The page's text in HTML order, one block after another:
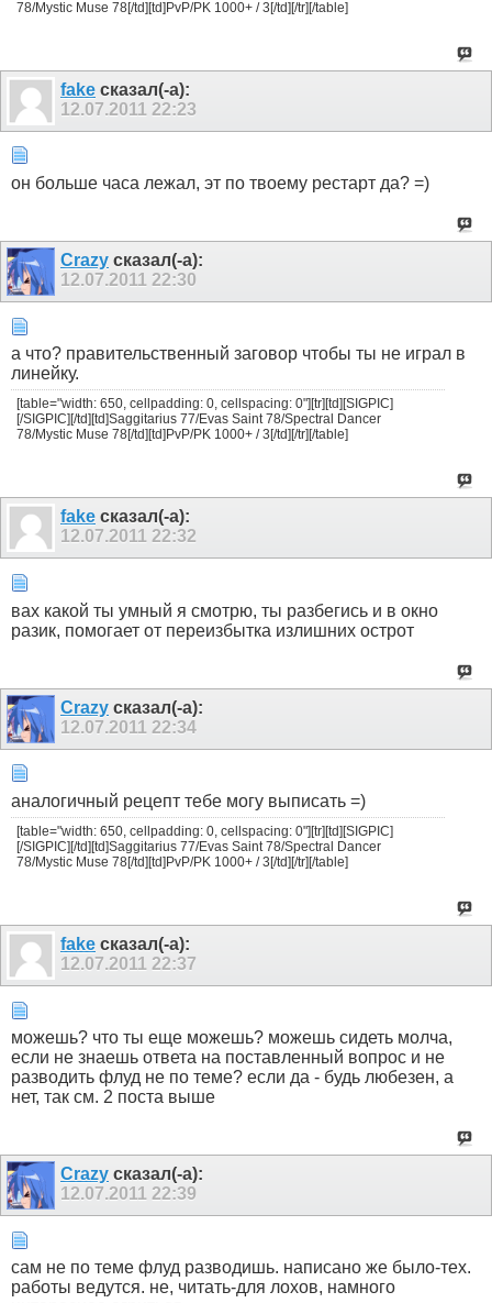
78/Mystic Muse 78[/td][td]PvP/PK 1000+ / 3[/td][/tr][/table]
fake сказал(-а):
12.07.2011 22:23
он больше часа лежал, эт по твоему рестарт да? =)
Crazy сказал(-а):
12.07.2011 22:30
а что? правительственный заговор чтобы ты не играл в
линейку.
[table="width: 650, cellpadding: 0, cellspacing: 0"][tr][td][SIGPIC]
[/SIGPIC][/td][td]Saggitarius 77/Evas Saint 78/Spectral Dancer
78/Mystic Muse 78[/td][td]PvP/PK 1000+ / 3[/td][/tr][/table]
fake сказал(-а):
12.07.2011 22:32
вах какой ты умный я смотрю, ты разбегись и в окно
разик, помогает от переизбытка излишних острот
Crazy сказал(-а):
12.07.2011 22:34
аналогичный рецепт тебе могу выписать =)
[table="width: 650, cellpadding: 0, cellspacing: 0"][tr][td][SIGPIC]
[/SIGPIC][/td][td]Saggitarius 77/Evas Saint 78/Spectral Dancer
78/Mystic Muse 78[/td][td]PvP/PK 1000+ / 3[/td][/tr][/table]
fake сказал(-а):
12.07.2011 22:37
можешь? что ты еще можешь? можешь сидеть молча,
если не знаешь ответа на поставленный вопрос и не
разводить флуд не по теме? если да - будь любезен, а
нет, так см. 2 поста выше
Crazy сказал(-а):
12.07.2011 22:39
сам не по теме флуд разводишь. написано же было-тех.
работы ведутся. не, читать-для лохов, намного